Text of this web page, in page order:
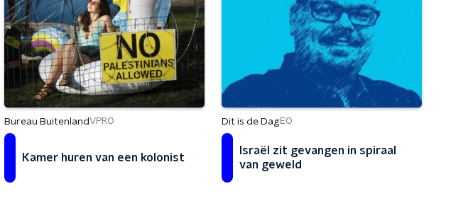
Bureau BuitenlandVPRO
Kamer huren van een kolonist
Dit is de DagEO
Israël zit gevangen in spiraal
van geweld